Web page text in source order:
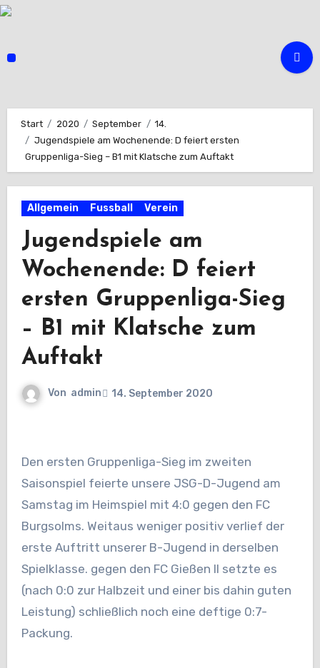
Zum
Start 2020 September
14.
Jugendspiele am Wochenende: D feiert ersten
Gruppenliga-Sieg – B1 mit Klatsche zum Auftakt
Allgemein Fussball Verein
Jugendspiele am
Wochenende: D feiert
ersten Gruppenliga-Sieg
– B1 mit Klatsche zum
Auftakt
Von admin 14. September 2020
Den ersten Gruppenliga-Sieg im zweiten
Saisonspiel feierte unsere JSG-D-Jugend am
Samstag im Heimspiel mit 4:0 gegen den FC
Burgsolms. Weitaus weniger positiv verlief der
erste Auftritt unserer B-Jugend in derselben
Spielklasse. gegen den FC Gießen II setzte es
(nach 0:0 zur Halbzeit und einer bis dahin guten
Leistung) schließlich noch eine deftige 0:7-
Packung.